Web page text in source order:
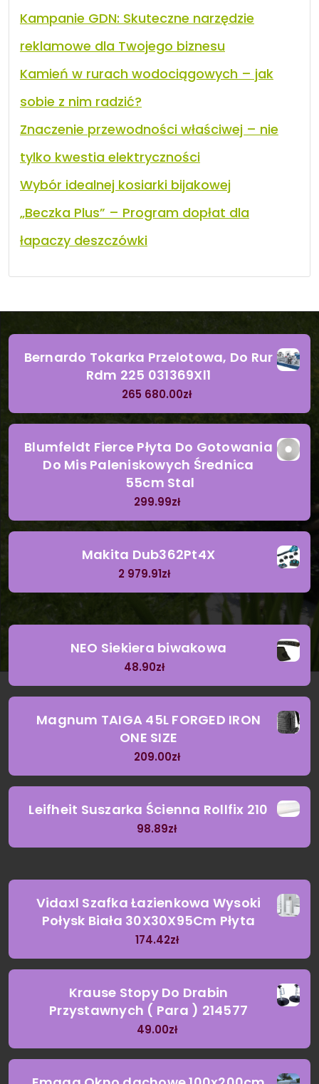
Kampanie GDN: Skuteczne narzędzie
reklamowe dla Twojego biznesu
Kamień w rurach wodociągowych – jak
sobie z nim radzić?
Znaczenie przewodności właściwej – nie
tylko kwestia elektryczności
Wybór idealnej kosiarki bijakowej
„Beczka Plus” – Program dopłat dla
łapaczy deszczówki
Bernardo Tokarka Przelotowa, Do Rur
Rdm 225 031369Xl1
265 680.00zł
Blumfeldt Fierce Płyta Do Gotowania
Do Mis Paleniskowych Średnica
55cm Stal
299.99zł
Makita Dub362Pt4X
2 979.91zł
NEO Siekiera biwakowa
48.90zł
Magnum TAIGA 45L FORGED IRON
ONE SIZE
209.00zł
Leifheit Suszarka Ścienna Rollfix 210
98.89zł
Vidaxl Szafka Łazienkowa Wysoki
Połysk Biała 30X30X95Cm Płyta
174.42zł
Krause Stopy Do Drabin
Przystawnych ( Para ) 214577
49.00zł